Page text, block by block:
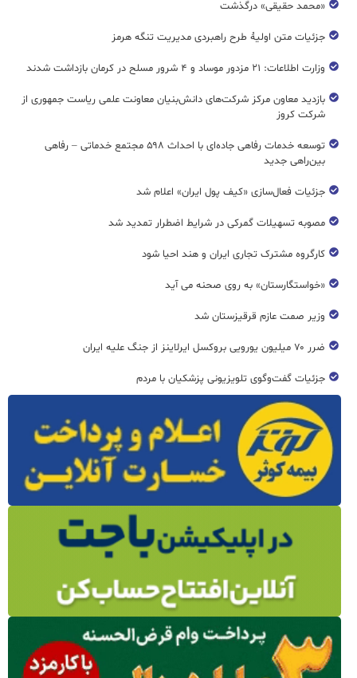
«محمد حقیقی» درگذشت
جزئیات متن اولیۀ طرح راهبردی مدیریت تنگه هرمز
وزارت اطلاعات: ۲۱ مزدور موساد و ۴ شرور مسلح در کرمان بازداشت شدند
بازدید معاون مرکز شرکت‌های دانش‌بنیان معاونت علمی ریاست جمهوری از
شرکت کروز
توسعه خدمات رفاهی جاده‌ای با احداث ۵۹۸ مجتمع خدماتی – رفاهی
بین‌راهی جدید
جزئیات فعال‌سازی «کیف پول ایران» اعلام شد
مصوبه تسهیلات گمرکی در شرایط اضطرار تمدید شد
کارگروه مشترک تجاری ایران و هند احیا شود
«خواستگارستان» به روی صحنه می آید
وزیر صمت عازم قرقیزستان شد
ضرر ۷۰ میلیون یورویی بروکسل ایرلاینز از جنگ علیه ایران
جزئیات گفت‌وگوی تلویزیونی پزشکیان با مردم